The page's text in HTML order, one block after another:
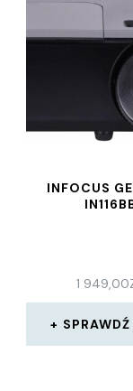
INFOCUS
1 949,00